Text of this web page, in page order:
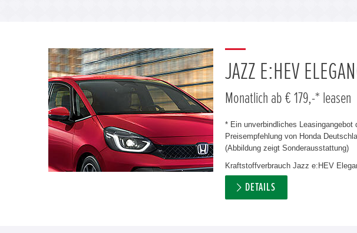
JAZZ E:HEV
Monatlich ab € 179,-* leasen
* Ein unverbindliches
Preisempfehlung von Honda
(Abbildung zeigt Sonderausstattung)
Kraftstoffverbrauch Jazz e:HEV
DETAILS